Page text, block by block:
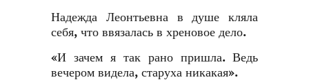
Надежда Леонтьевна в душе кляла
себя, что ввязалась в хреновое дело.
«И зачем я так рано пришла. Ведь
вечером видела, старуха никакая».